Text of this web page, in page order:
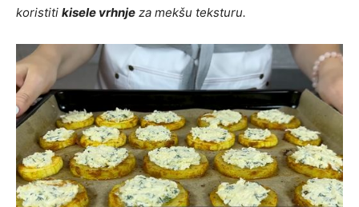
koristiti kisele vrhnje za mekšu teksturu.